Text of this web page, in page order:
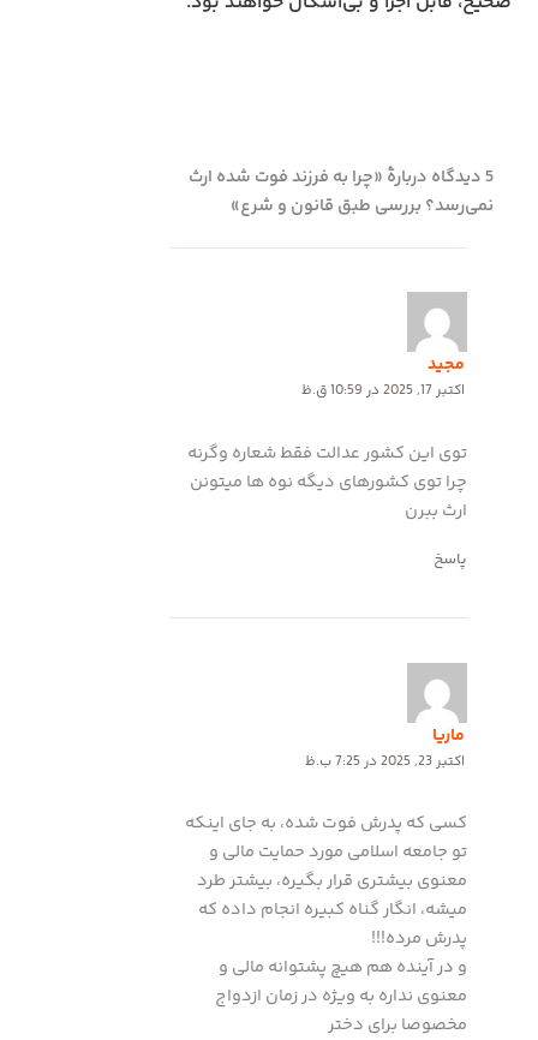
5 دیدگاه دربارهٔ «چرا به فرزند فوت‌ شده ارث
نمی‌رسد؟ بررسی طبق قانون و شرع»
مجید
اکتبر 17, 2025 در 10:59 ق.ظ
توی این کشور عدالت فقط شعاره وگرنه
چرا توی کشورهای دیگه نوه ها میتونن
ارث ببرن
پاسخ
ماریا
اکتبر 23, 2025 در 7:25 ب.ظ
کسی که پدرش فوت شده، به جای اینکه
تو جامعه اسلامی مورد حمایت مالی و
معنوی بیشتری قرار بگیره، بیشتر طرد
میشه، انگار گناه کبیره انجام داده که
پدرش مرده!!!
و در آینده هم هیچ پشتوانه مالی و
معنوی نداره به ویژه در زمان ازدواج
مخصوصا برای دختر